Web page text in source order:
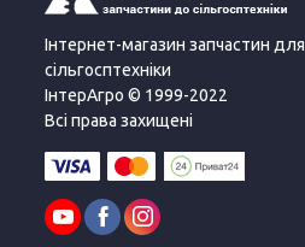
Інтернет-магазин запчастин для
сільгосптехніки
ІнтерАгро © 1999-2022
Всі права захищені